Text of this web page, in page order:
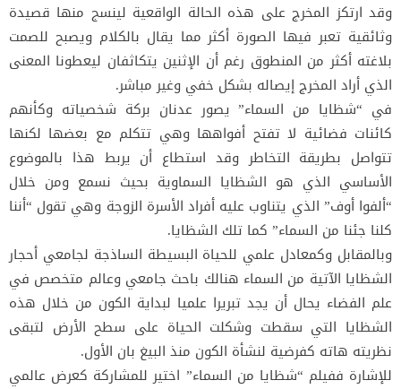
وقد ارتكز المخرج على هذه الحالة الواقعية لينسج منها قصيدة
وثائقية تعبر فيها الصورة أكثر مما يقال بالكلام ويصبح للصمت
بلاغته أكثر من المنطوق رغم أن الإثنين يتكاثفان ليعطونا المعنى
الذي أراد المخرج إيصاله بشكل خفي وغير مباشر.
في “شظايا من السماء” يصور عدنان بركة شخصياته وكأنهم
كائنات فضائية لا تفتح أفواهها وهي تتكلم مع بعضها لكنها
تتواصل بطريقة التخاطر وقد استطاع أن يربط هذا بالموضوع
الأساسي الذي هو الشظايا السماوية بحيث نسمع ومن خلال
“ألفوا أوف” الذي يتناوب عليه أفراد الأسرة الزوجة وهي تقول “أننا
كلنا جئنا من السماء” كما تلك الشظايا.
وبالمقابل وكمعادل علمي للحياة البسيطة الساذجة لجامعي أحجار
الشظايا الآتية من السماء هنالك باحث جامعي وعالم متخصص في
علم الفضاء يحال أن يجد تبريرا علميا لبداية الكون من خلال هذه
الشظايا التي سقطت وشكلت الحياة على سطح الأرض لتبقى
نظريته هاته كفرضية لنشأة الكون منذ البيغ بان الأول.
للإشارة ففيلم “شظايا من السماء” اختير للمشاركة كعرض عالمي